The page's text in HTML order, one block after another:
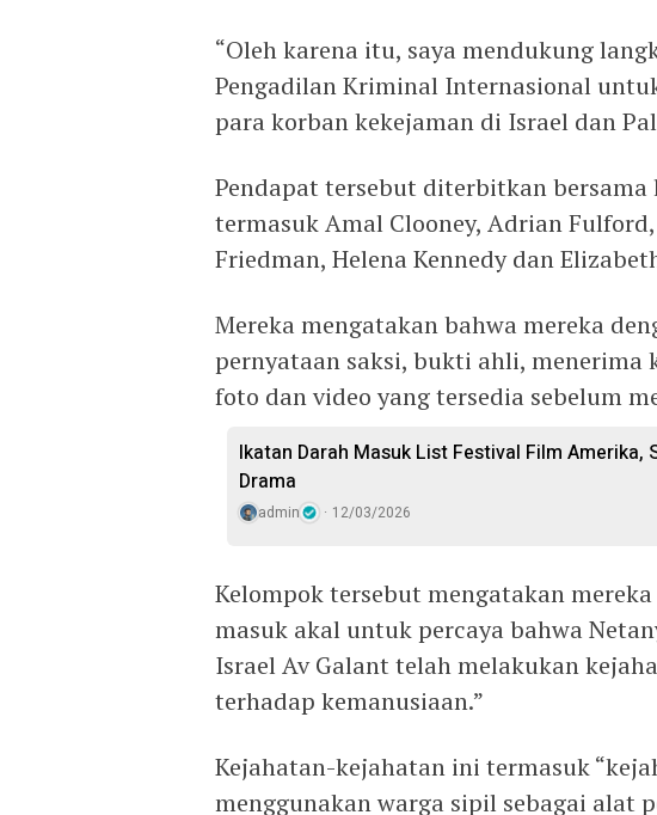
“Oleh karena itu, saya mendukung
Pengadilan Kriminal Internasional
para korban kekejaman di Israel dan
Pendapat tersebut diterbitkan bersama
termasuk Amal Clooney, Adrian
Friedman, Helena Kennedy dan
Mereka mengatakan bahwa mereka
pernyataan saksi, bukti ahli, menerima
foto dan video yang tersedia sebelum
Ikatan Darah Masuk List Festival Film Amerika,
Drama
admin 12/03/2026
Kelompok tersebut mengatakan
masuk akal untuk percaya bahwa
Israel Av Galant telah melakukan
terhadap kemanusiaan.”
Kejahatan-kejahatan ini termasuk
menggunakan warga sipil sebagai alat